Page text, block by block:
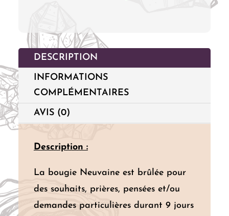
DESCRIPTION
INFORMATIONS
COMPLÉMENTAIRES
AVIS (0)
Description :
La bougie Neuvaine est brûlée pour
des souhaits, prières, pensées et/ou
demandes particulières durant 9 jours